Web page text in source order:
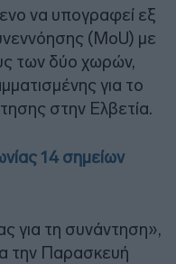
να υπογραφεί εξ
(MoU) με
των δύο χωρών,
για το
στην Ελβετία.
14 σημείων
για τη συνάντηση»,
την Παρασκευή